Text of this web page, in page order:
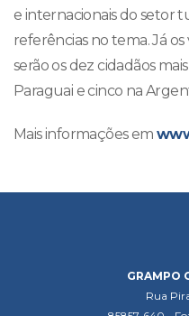
e internacionais do setor
referências no tema. Já
serão os dez cidadãos
Paraguai e cinco na
Mais informações em
GRAMPO
Rua